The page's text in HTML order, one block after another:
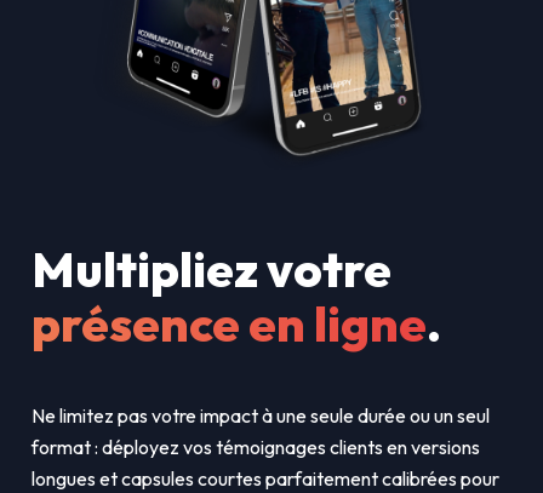
Multipliez votre
présence en ligne.
Ne limitez pas votre impact à une seule durée ou un seul
format : déployez vos témoignages clients en versions
longues et capsules courtes parfaitement calibrées pour